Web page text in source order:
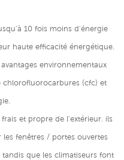
10 fois moins d'énergie
haute efficacité énergétique.
environnementaux
chlorofluorocarbures (cfc) et
et propre de l'extérieur. ils
fenêtres / portes ouvertes
que les climatiseurs font